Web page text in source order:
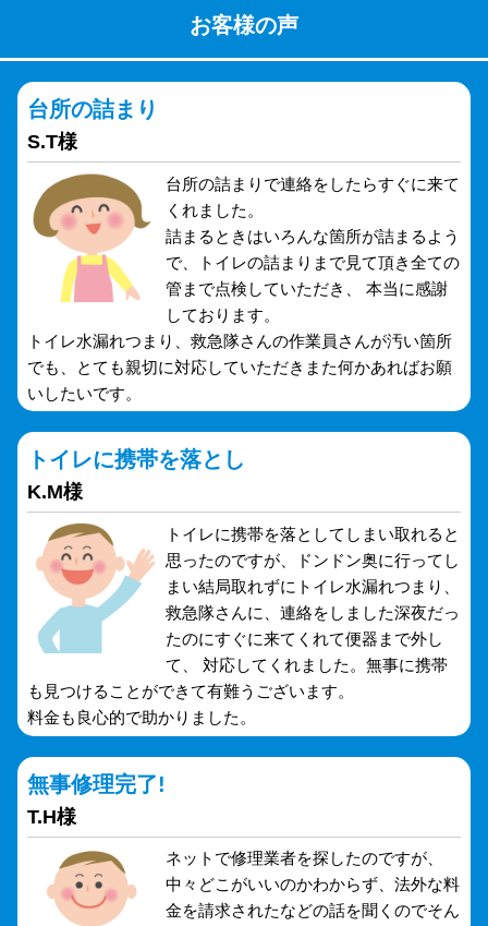
お客様の声
台所の詰まり
S.T様
台所の詰まりで連絡をしたらすぐに来て
くれました。
詰まるときはいろんな箇所が詰まるよう
で、トイレの詰まりまで見て頂き全ての
管まで点検していただき、 本当に感謝
しております。
トイレ水漏れつまり、救急隊さんの作業員さんが汚い箇所
でも、とても親切に対応していただきまた何かあればお願
いしたいです。
トイレに携帯を落とし
K.M様
トイレに携帯を落としてしまい取れると
思ったのですが、ドンドン奥に行ってし
まい結局取れずにトイレ水漏れつまり、
救急隊さんに、連絡をしました深夜だっ
たのにすぐに来てくれて便器まで外し
て、 対応してくれました。無事に携帯
も見つけることができて有難うございます。
料金も良心的で助かりました。
無事修理完了!
T.H様
ネットで修理業者を探したのですが、
中々どこがいいのかわからず、法外な料
金を請求されたなどの話を聞くのでそん